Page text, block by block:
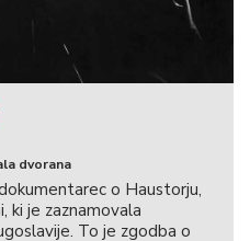
dvorana
o Haustorju,
ki je zaznamovala
To je zgodba o